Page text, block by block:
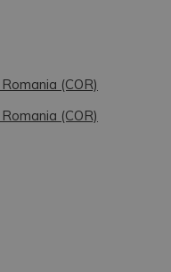
(COR)
(COR)